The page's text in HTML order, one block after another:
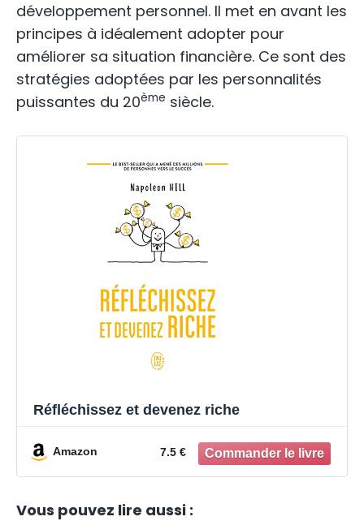
développement personnel. Il met en avant les
principes à idéalement adopter pour
améliorer sa situation financière. Ce sont des
stratégies adoptées par les personnalités
puissantes du 20ème siècle.
Réfléchissez et devenez riche
Amazon 7.5 €
Vous pouvez lire aussi :